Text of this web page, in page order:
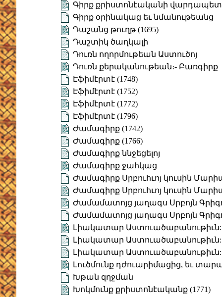
Գիրք քրիստոնէականի
Գիրք օրինակաց եւ նմանութեանց
Դաշանց թուղթ (1695)
Դաշտիկ ծաղկալի
Դուռն ողորմութեան Աստուծոյ
Դուռն քերականութեան։- Բառգիրք
Էֆիմէրտէ (1748)
Էֆիմէրտէ (1752)
Էֆիմէրտէ (1772)
Էֆիմէրտէ (1796)
Ժամագիրք (1742)
Ժամագիրք (1766)
Ժամագիրք ննջեցելոյ
Ժամագիրք ջահկաց
Ժամագիրք Սրբուհւոյ կուսին
Ժամագիրք Սրբուհւոյ կուսին
Ժամամատոյց յաղագս Սրբոյն
Ժամամատոյց յաղագս Սրբոյն
Լիակատար Աստուածաբանութիւն:
Լիակատար Աստուածաբանութիւն:
Լիակատար Աստուածաբանութիւն:
Լուծմունք դժուարիմացից, եւ
Խթան զղջման
Խոկմունք քրիստոնէականք (1771)